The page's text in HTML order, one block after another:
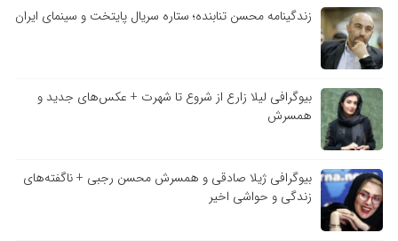
زندگینامه محسن تنابنده؛ ستاره سریال پایتخت و سینمای ایران
بیوگرافی لیلا زارع از شروع تا شهرت + عکس‌های جدید و
همسرش
بیوگرافی ژیلا صادقی و همسرش محسن رجبی + ناگفته‌های
زندگی و حواشی اخیر